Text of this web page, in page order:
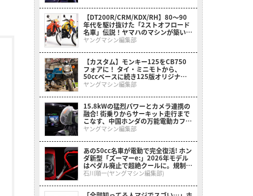
【DT200R/CRM/KDX/RH】80〜90
年代を駆け抜けた「2ストオフロード
名車」伝説！ヤマハのマシンが築いた
黄金時代とライバルたちの追撃
ヤングマシン編集部
【カスタム】モンキー125をCB750
フォアに！ タイ・ミニモトから、
50ccベースに続き125版オリジナル
カスタムキットも登場【メディア初公
ヤングマシン編集部
15.8kWの猛烈パワーとカメラ連携の
融合! 街乗りからサーキット走行まで
こなす、中国ホンダの万能電動カフェ
レーサーが2026年モデルにアップデ
ヤングマシン編集部
あの50cc名車が電動で完全復活! ホン
ダ新型「ズーマーe:」2026年モデル
はペダル廃止で超絶クールに。規制緩
和で本来の姿へ【海外】
石川順一(ヤングマシン編集部)